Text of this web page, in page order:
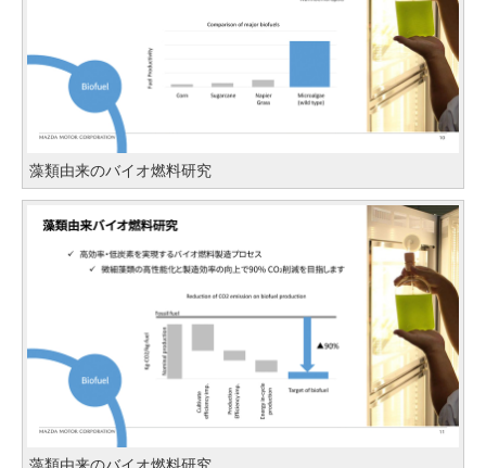
藻類由来のバイオ燃料研究